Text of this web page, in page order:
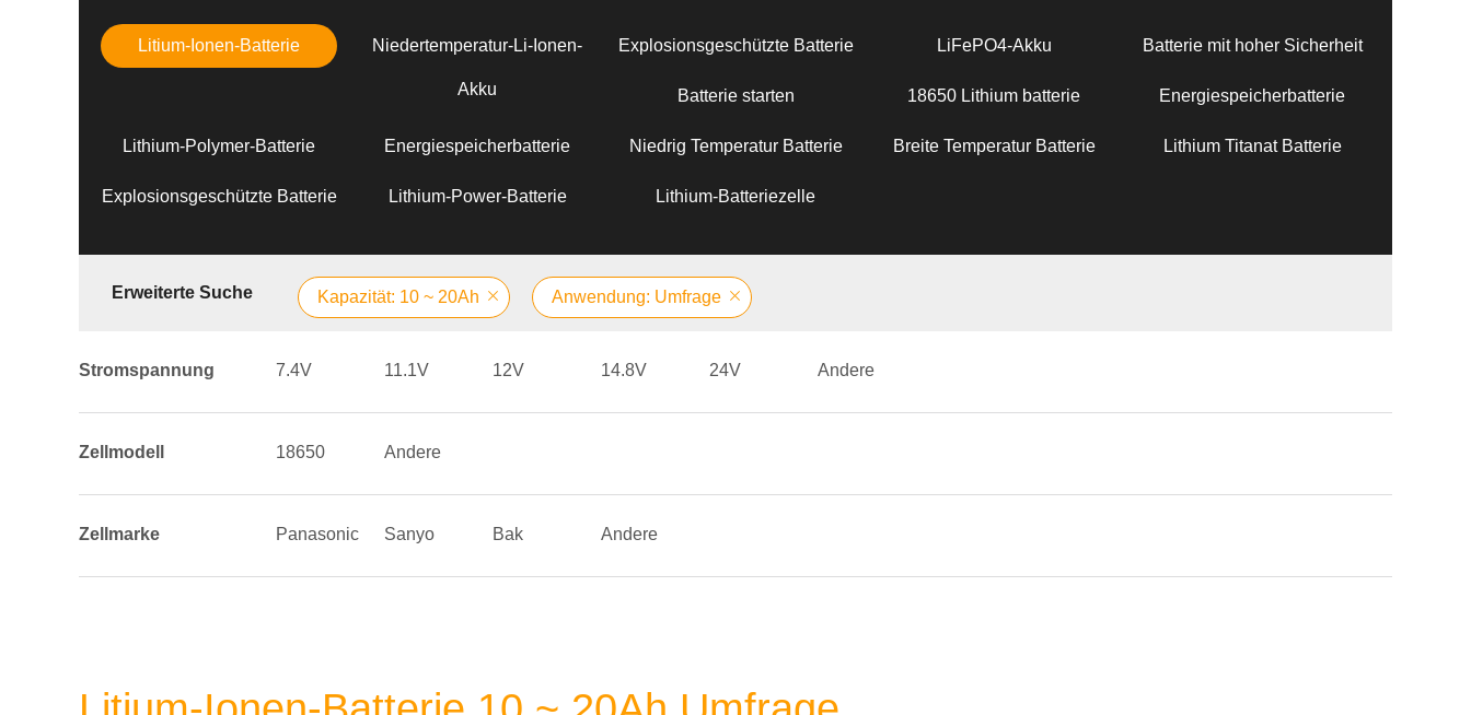
Litium-Ionen-Batterie Niedertemperatur-Li-Ionen-
Akku
Explosionsgeschützte Batterie LiFePO4-Akku Batterie mit hoher Sicherheit
Batterie starten 18650 Lithium batterie Energiespeicherbatterie
Lithium-Polymer-Batterie Energiespeicherbatterie Niedrig Temperatur Batterie Breite Temperatur Batterie Lithium Titanat Batterie
Explosionsgeschützte Batterie Lithium-Power-Batterie Lithium-Batteriezelle
Erweiterte Suche Kapazität: 10 ~ 20Ah Anwendung: Umfrage
Stromspannung 7.4V 11.1V 12V 14.8V 24V Andere
Zellmodell 18650 Andere
Zellmarke Panasonic Sanyo Bak Andere